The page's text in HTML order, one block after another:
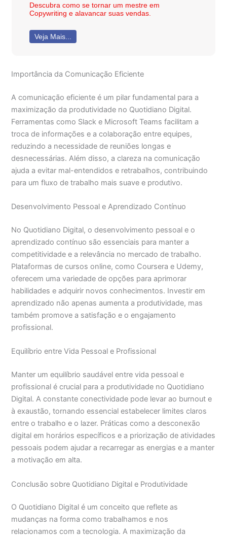
Descubra como se tornar um mestre em
Copywriting e alavancar suas vendas.
Veja Mais...
Importância da Comunicação Eficiente
A comunicação eficiente é um pilar fundamental para a
maximização da produtividade no Quotidiano Digital.
Ferramentas como Slack e Microsoft Teams facilitam a
troca de informações e a colaboração entre equipes,
reduzindo a necessidade de reuniões longas e
desnecessárias. Além disso, a clareza na comunicação
ajuda a evitar mal-entendidos e retrabalhos, contribuindo
para um fluxo de trabalho mais suave e produtivo.
Desenvolvimento Pessoal e Aprendizado Contínuo
No Quotidiano Digital, o desenvolvimento pessoal e o
aprendizado contínuo são essenciais para manter a
competitividade e a relevância no mercado de trabalho.
Plataformas de cursos online, como Coursera e Udemy,
oferecem uma variedade de opções para aprimorar
habilidades e adquirir novos conhecimentos. Investir em
aprendizado não apenas aumenta a produtividade, mas
também promove a satisfação e o engajamento
profissional.
Equilíbrio entre Vida Pessoal e Profissional
Manter um equilíbrio saudável entre vida pessoal e
profissional é crucial para a produtividade no Quotidiano
Digital. A constante conectividade pode levar ao burnout e
à exaustão, tornando essencial estabelecer limites claros
entre o trabalho e o lazer. Práticas como a desconexão
digital em horários específicos e a priorização de atividades
pessoais podem ajudar a recarregar as energias e a manter
a motivação em alta.
Conclusão sobre Quotidiano Digital e Produtividade
O Quotidiano Digital é um conceito que reflete as
mudanças na forma como trabalhamos e nos
relacionamos com a tecnologia. A maximização da